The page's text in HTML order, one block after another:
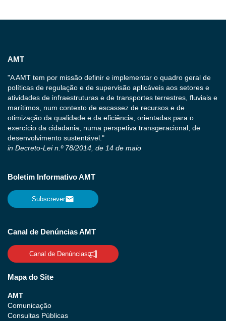
AMT
"A AMT tem por missão definir e implementar o quadro geral de
políticas de regulação e de supervisão aplicáveis aos setores e
atividades de infraestruturas e de transportes terrestres, fluviais e
marítimos, num contexto de escassez de recursos e de
otimização da qualidade e da eficiência, orientadas para o
exercício da cidadania, numa perspetiva transgeracional, de
desenvolvimento sustentável."
in Decreto-Lei n.º 78/2014, de 14 de maio
Boletim Informativo AMT
Subscrever
Canal de Denúncias AMT
Canal de Denúncias
Mapa do Site
AMT
Comunicação
Consultas Públicas